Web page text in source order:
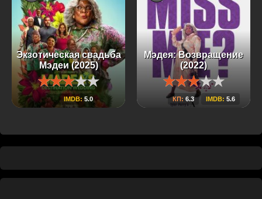
Экзотическая свадьба
Мэдеи (2025)
IMDB: 5.0
Мэдея: Возвращение
(2022)
КП: 6.3 IMDB: 5.6